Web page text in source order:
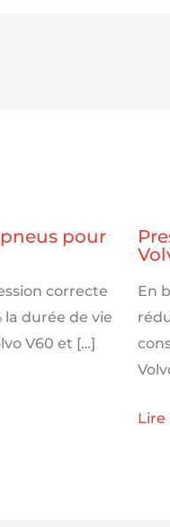
pour
correcte
la durée de vie
V60 et […]
En
Lire